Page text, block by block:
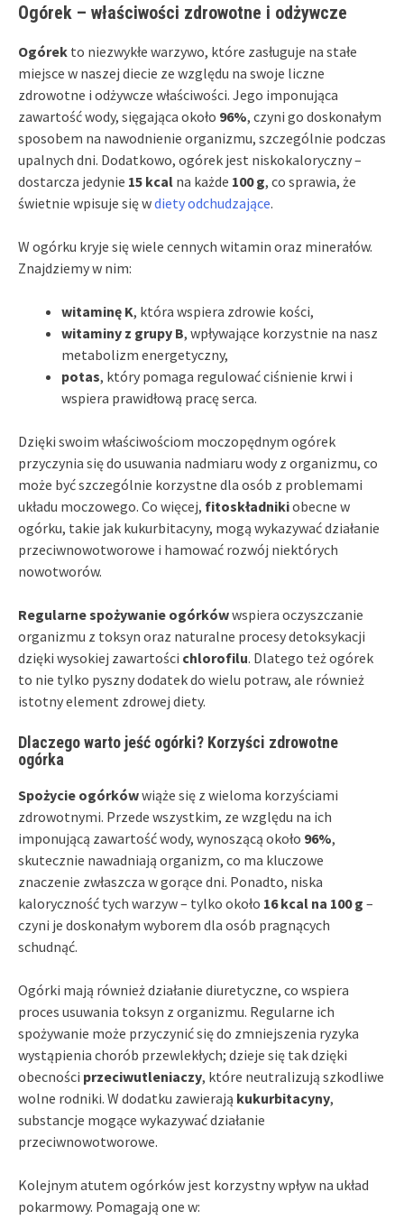
Ogórek – właściwości zdrowotne i odżywcze
Ogórek to niezwykłe warzywo, które zasługuje na stałe
miejsce w naszej diecie ze względu na swoje liczne
zdrowotne i odżywcze właściwości. Jego imponująca
zawartość wody, sięgająca około 96%, czyni go doskonałym
sposobem na nawodnienie organizmu, szczególnie podczas
upalnych dni. Dodatkowo, ogórek jest niskokaloryczny –
dostarcza jedynie 15 kcal na każde 100 g, co sprawia, że
świetnie wpisuje się wdiety odchudzające.
W ogórku kryje się wiele cennych witamin oraz minerałów.
Znajdziemy w nim:
witaminę K, która wspiera zdrowie kości,
witaminy z grupy B, wpływające korzystnie na nasz
metabolizm energetyczny,
potas, który pomaga regulować ciśnienie krwi i
wspiera prawidłową pracę serca.
Dzięki swoim właściwościom moczopędnym ogórek
przyczynia się do usuwania nadmiaru wody z organizmu, co
może być szczególnie korzystne dla osób z problemami
układu moczowego. Co więcej, fitoskładnikiobecne w
ogórku, takie jak kukurbitacyny, mogą wykazywać działanie
przeciwnowotworowe i hamować rozwój niektórych
nowotworów.
Regularne spożywanie ogórkówwspiera oczyszczanie
organizmu z toksyn oraz naturalne procesy detoksykacji
dzięki wysokiej zawartości chlorofilu. Dlatego też ogórek
to nie tylko pyszny dodatek do wielu potraw, ale również
istotny element zdrowej diety.
Dlaczego warto jeść ogórki? Korzyści zdrowotne
ogórka
Spożycie ogórkówwiąże się z wieloma korzyściami
zdrowotnymi. Przede wszystkim, ze względu na ich
imponującą zawartość wody, wynoszącą około 96%,
skutecznie nawadniają organizm, co ma kluczowe
znaczenie zwłaszcza w gorące dni. Ponadto, niska
kaloryczność tych warzyw – tylko około 16 kcal na 100 g –
czyni je doskonałym wyborem dla osób pragnących
schudnąć.
Ogórki mają również działanie diuretyczne, co wspiera
proces usuwania toksyn z organizmu. Regularne ich
spożywanie może przyczynić się do zmniejszenia ryzyka
wystąpienia chorób przewlekłych; dzieje się tak dzięki
obecności przeciwutleniaczy, które neutralizują szkodliwe
wolne rodniki. W dodatku zawierają kukurbitacyny,
substancje mogące wykazywać działanie
przeciwnowotworowe.
Kolejnym atutem ogórków jest korzystny wpływ na układ
pokarmowy. Pomagają one w: